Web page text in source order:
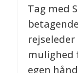
Tag med
mulighed
egen